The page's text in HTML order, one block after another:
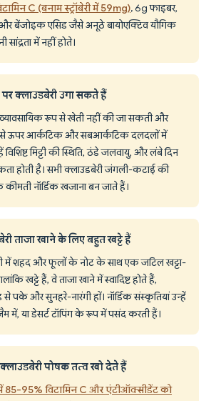
C (बनाम स्ट्रॉबेरी में 59mg), 6g फाइबर,
बेंजोइक एसिड जैसे अनूठे बायोएक्टिव यौगिक
में नहीं होते।
क्लाउडबेरी उगा सकते हैं
रूप से खेती नहीं की जा सकती और
ऊपर आर्कटिक और सबआर्कटिक दलदलों में
मिट्टी की स्थिति, ठंडे जलवायु, और लंबे दिन
होती है। सभी क्लाउडबेरी जंगली-कटाई की
नॉर्डिक खजाना बन जाते हैं।
ताजा खाने के लिए बहुत खट्टे हैं
में शहद और फूलों के नोट के साथ एक जटिल खट्टा-
खट्टे हैं, वे ताजा खाने में स्वादिष्ट होते हैं,
पके और सुनहरे-नारंगी हों। नॉर्डिक संस्कृतियां उन्हें
में, या डेसर्ट टॉपिंग के रूप में पसंद करती हैं।
पोषक तत्व खो देते हैं
85-95% विटामिन C और एंटीऑक्सीडेंट को